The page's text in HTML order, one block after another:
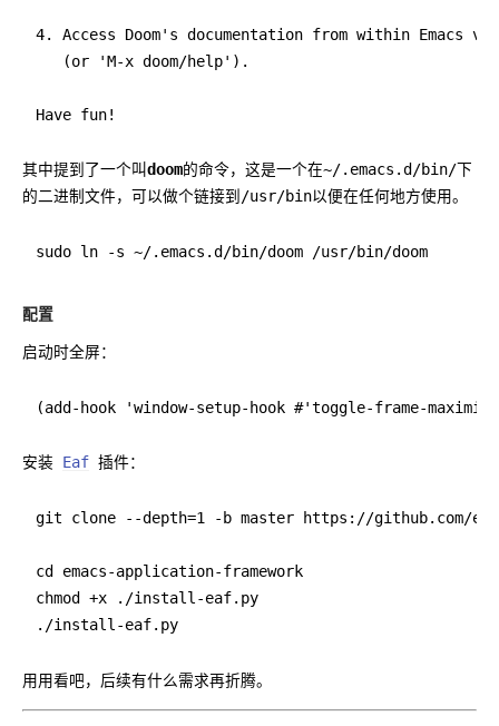
4. Access Doom's documentation from within Emacs
   (or 'M-x doom/help').
其中提到了一个叫doom的命令，这是一个在~/.emacs.d/bin/下
的二进制文件，可以做个链接到 /usr/bin以便在任何地方使用。
配置
启动时全屏：
安装 Eaf 插件：
git clone --depth=1 -b master https://github.com/
cd emacs-application-framework
chmod +x ./install-eaf.py
用用看吧，后续有什么需求再折腾。